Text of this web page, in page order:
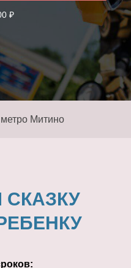
₽
Митино